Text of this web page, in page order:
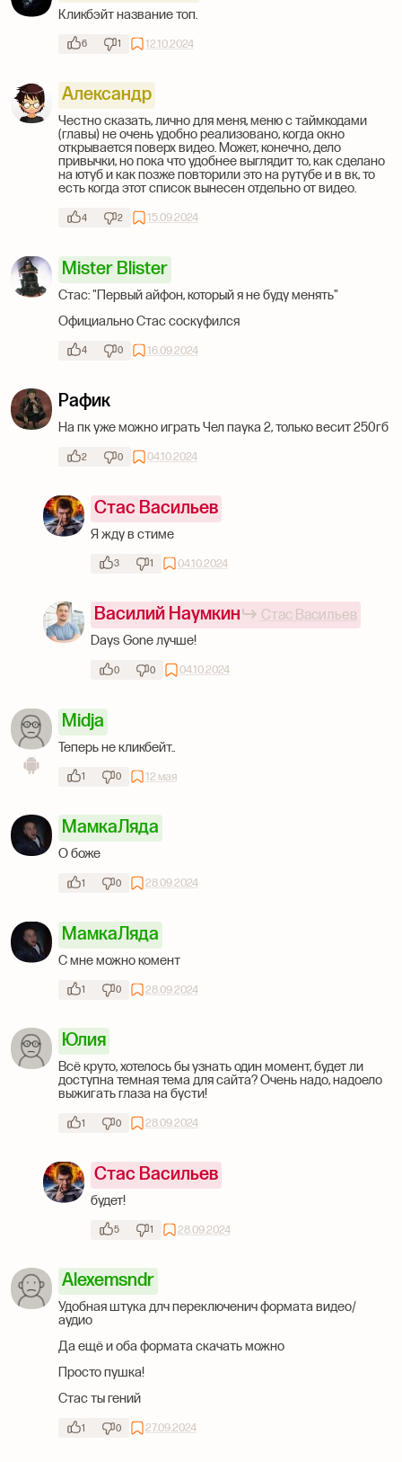
Кликбэйт название топ.
6 1 12.10.2024
Александр
Честно сказать, лично для меня, меню с таймкодами
(главы) не очень удобно реализовано, когда окно
открывается поверх видео. Может, конечно, дело
привычки, но пока что удобнее выглядит то, как сделано
на ютуб и как позже повторили это на рутубе и в вк, то
есть когда этот список вынесен отдельно от видео.
4 2 15.09.2024
Mister Blister
Стас: "Первый айфон, который я не буду менять"
Официально Стас соскуфился
4 0 16.09.2024
Рафик
На пк уже можно играть Чел паука 2, только весит 250гб
2 0 04.10.2024
Стас Васильев
Я жду в стиме
3 1 04.10.2024
Василий Наумкин
Стас Васильев
Days Gone лучше!
0 0 04.10.2024
Midja
Теперь не кликбейт..
1 0 12 мая
МамкаЛяда
О боже
1 0 28.09.2024
МамкаЛяда
С мне можно комент
1 0 28.09.2024
Юлия
Всё круто, хотелось бы узнать один момент, будет ли
доступна темная тема для сайта? Очень надо, надоело
выжигать глаза на бусти!
1 0 28.09.2024
Стас Васильев
будет!
5 1 28.09.2024
Alexemsndr
Удобная штука длч переключенич формата видео/
аудио
Да ещё и оба формата скачать можно
Просто пушка!
Стас ты гений
1 0 27.09.2024